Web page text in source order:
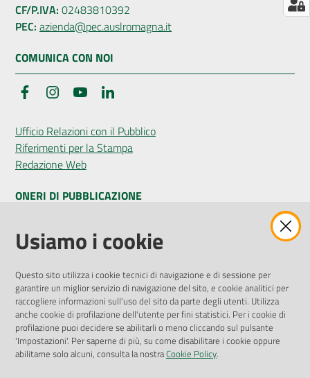
Bandi
Concorsi
Seguici
su
CF/P.IVA: 02483810392
PEC: azienda@pec.auslromagna.it
COMUNICA CON NOI
FacebookInstagramYouTube
Ufficio Relazioni con il Pubblico
Riferimenti per la Stampa
Redazione Web
ONERI DI PUBBLICAZIONE
Amministrazione Trasparente
Pubblicità legale
Privacy Policy
Attuazione Misure PNRR
Liste di Attesa
ENTI, IMPRESE E PARTNER
Usiamo i cookie
Questo sito utilizza i cookie tecnici di navigazione e di sessione per
garantire un miglior servizio di navigazione del sito, e cookie analitici per
raccogliere informazioni sull'uso del sito da parte degli utenti. Utilizza
anche cookie di profilazione dell'utente per fini statistici. Per i cookie di
profilazione puoi decidere se abilitarli o meno cliccando sul pulsante
'Impostazioni'. Per saperne di più, su come disabilitare i cookie oppure
abilitarne solo alcuni, consulta la nostraCookie Policy.